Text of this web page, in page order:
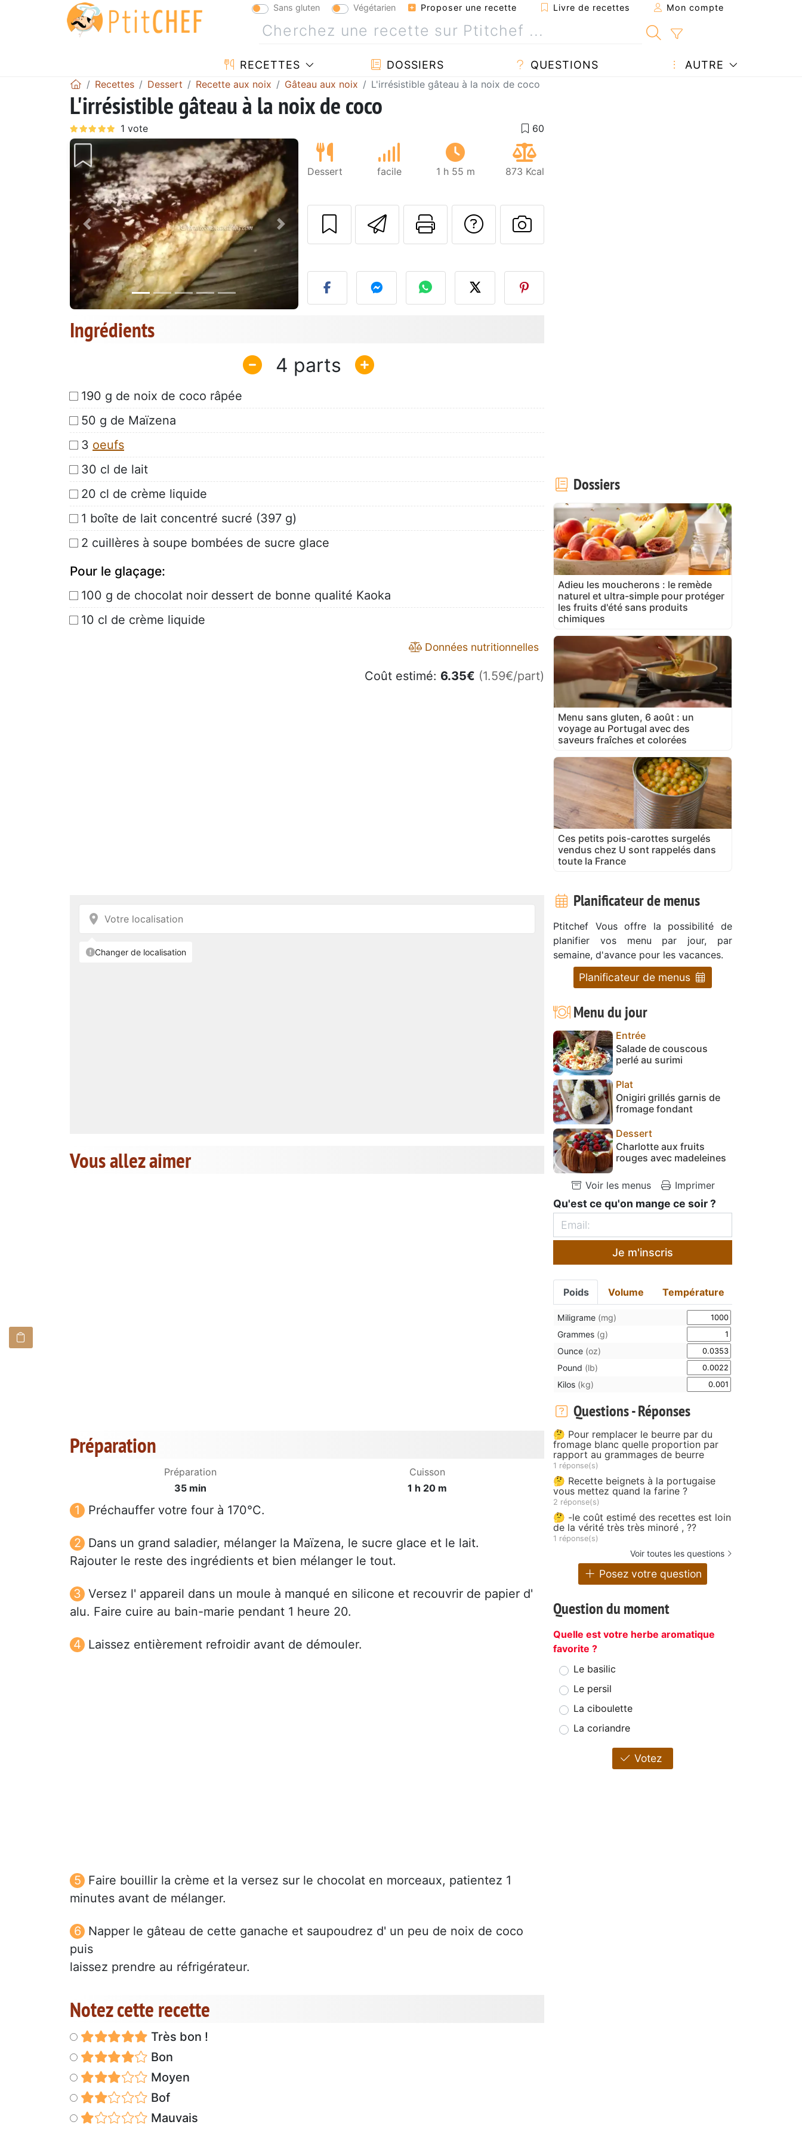
Sans gluten Végétarien Proposer une recette Livre de recettes Mon compte
RECETTES DOSSIERS QUESTIONS AUTRE
Recettes Dessert Recette aux noix Gâteau aux noix L'irrésistible gâteau à la noix de coco
L'irrésistible gâteau à la noix de coco
Précédent Suivant
Dessert facile 1 h 55 m 873 Kcal
Envoyer cette recette à un ami
Imprimer cette page
Poser une question à l'auteur
Publier votre photo de cette
Ingrédients
4
190 g de noix de coco râpée
50 g de Maïzena
3 oeufs
30 cl de lait
20 cl de crème liquide
1 boîte de lait concentré sucré (397 g)
2 cuillères à soupe bombées de sucre glace
Pour le glaçage:
100 g de chocolat noir dessert de bonne qualité Kaoka
10 cl de crème liquide
Données nutritionnelles
Coût estimé: 6.35€ (1.59€/part)
Vous allez aimer
Préparation
Préparation
35 min
Cuisson
1 h 20 m
Préchauffer votre four à 170°C.
Dans un grand saladier, mélanger la Maïzena, le sucre glace et le lait.
Rajouter le reste des ingrédients et bien mélanger le tout.
Versez l' appareil dans un moule à manqué en silicone et recouvrir de papier d'
alu. Faire cuire au bain-marie pendant 1 heure 20.
Laissez entièrement refroidir avant de démouler.
Faire bouillir la crème et la versez sur le chocolat en morceaux, patientez 1
minutes avant de mélanger.
Napper le gâteau de cette ganache et saupoudrez d' un peu de noix de coco
puis
laissez prendre au réfrigérateur.
Notez cette recette
Très bon !
Bon
Moyen
Bof
Mauvais
Dossiers
Adieu les moucherons : le remède
naturel et ultra-simple pour protéger
les fruits d'été sans produits
chimiques
Menu sans gluten, 6 août : un
voyage au Portugal avec des
saveurs fraîches et colorées
Ces petits pois-carottes surgelés
vendus chez U sont rappelés dans
toute la France
Planificateur de menus
Ptitchef Vous offre la possibilité de
planifier vos menu par jour, par
semaine, d'avance pour les vacances.
Planificateur de menus
Menu du jour
Entrée
Salade de couscous
perlé au surimi
Plat
Onigiri grillés garnis de
fromage fondant
Dessert
Charlotte aux fruits
rouges avec madeleines
Voir les menus Imprimer
Qu'est ce qu'on mange ce soir ?
Je m'inscris
Poids Volume Température
Miligrame (mg)
Grammes (g)
Ounce (oz)
Pound (lb)
Kilos (kg)
Questions - Réponses
🤔 Pour remplacer le beurre par du
fromage blanc quelle proportion par
rapport au grammages de beurre
1 réponse(s)
🤔 Recette beignets à la portugaise
vous mettez quand la farine ?
2 réponse(s)
🤔 -le coût estimé des recettes est loin
de la vérité très très minoré , ??
1 réponse(s)
Voir toutes les questions
Posez votre question
Question du moment
Quelle est votre herbe aromatique
favorite ?
Le basilic
Le persil
La ciboulette
La coriandre
Votez